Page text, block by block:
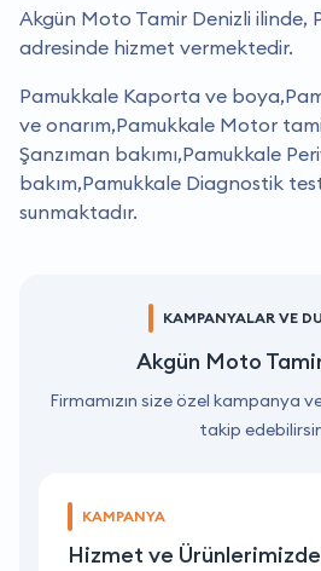
Akgün Moto Tamir Denizli ilinde,
adresinde hizmet vermektedir.
Pamukkale Kaporta ve
ve onarım,Pamukkale Motor
Şanzıman bakımı,Pamukkale
bakım,Pamukkale Diagnostik
sunmaktadır.
KAMPANYALAR VE
Akgün Moto
Firmamızın size özel kampanya
takip
KAMPANYA
Hizmet ve